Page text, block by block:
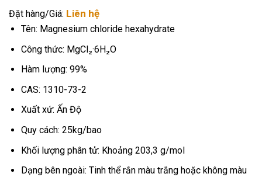
Đặt hàng/Giá: Liên hệ
Tên: Magnesium chloride hexahydrate
Công thức: MgCl₂·6H₂O
Hàm lượng: 99%
CAS: 1310-73-2
Xuất xứ: Ấn Độ
Quy cách: 25kg/bao
Khối lượng phân tử: Khoảng 203,3 g/mol
Dạng bên ngoài: Tinh thể rắn màu trắng hoặc không màu